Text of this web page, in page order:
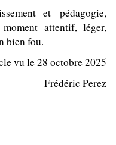
et pédagogie,
attentif, léger,
bien fou.
vu le 28 octobre 2025
Frédéric Perez